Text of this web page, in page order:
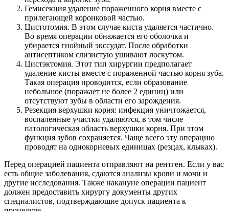
Гемисекция удаление пораженного корня вместе с
прилегающей коронковой частью.
Цистотомия. В этом случае киста удаляется частично.
Во время операции обнажается его оболочка и
убирается гнойный экссудат. После обработки
антисептиком слизистую ушивают лоскутом.
Цистэктомия. Этот тип хирургии предполагает
удаление кисты вместе с пораженной частью корня зуба.
Такая операция проводится, если образование
небольшое (поражает не более 2 единиц) или
отсутствуют зубы в области его зарождения.
Резекция верхушки корня: инфекция уничтожается,
воспаленные участки удаляются, в том числе
патологическая область верхушки корня. При этом
функция зубов сохраняется. Чаще всего эту операцию
проводят на однокорневых единицах (резцах, клыках).
Перед операцией пациента отправляют на рентген. Если у вас
есть общие заболевания, сдаются анализы крови и мочи и
другие исследования. Также накануне операции пациент
должен предоставить хирургу документы других
специалистов, подтверждающие допуск пациента к